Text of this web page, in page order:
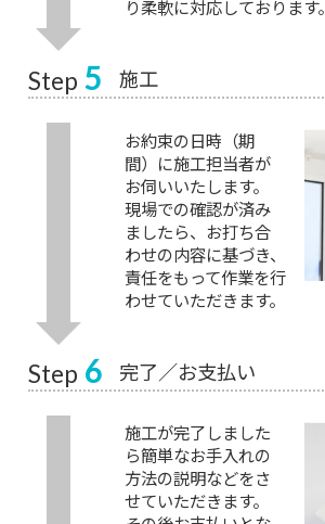
り柔軟に対応しております。
Step 5 施工
お約束の日時（期
間）に施工担当者が
お伺いいたします。
現場での確認が済み
ましたら、お打ち合
わせの内容に基づき、
責任をもって作業を行
わせていただきます。
Step 6 完了／お支払い
施工が完了しました
ら簡単なお手入れの
方法の説明などをさ
せていただきます。